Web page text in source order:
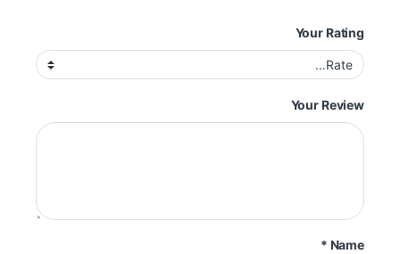
Your Rating
Your Review
Name
*